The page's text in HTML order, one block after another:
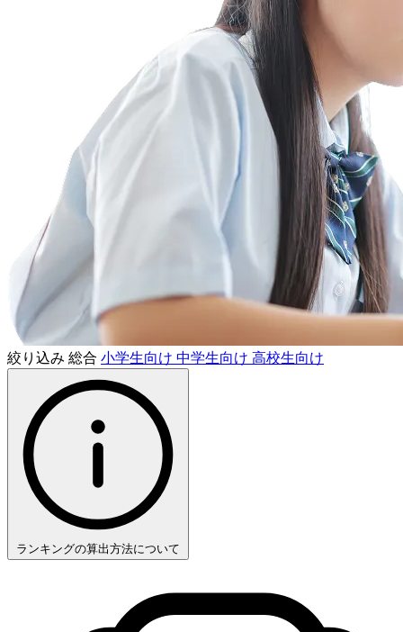
絞り込み 総合 小学生向け 中学生向け 高校生向け
ランキングの算出方法について